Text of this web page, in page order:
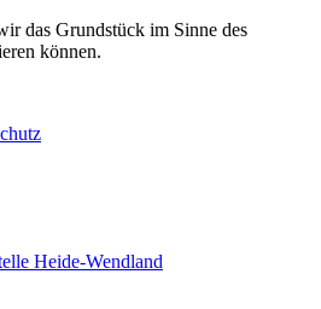
das Grundstück im Sinne des
können.
Heide-Wendland